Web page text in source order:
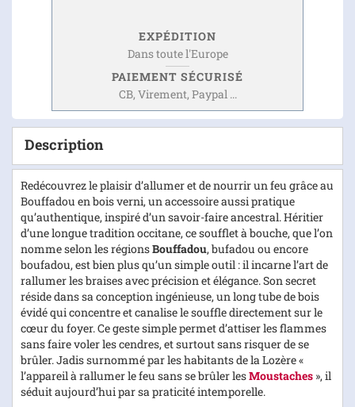
EXPÉDITION
Dans toute l'Europe
PAIEMENT SÉCURISÉ
CB, Virement, Paypal ...
Description
Redécouvrez le plaisir d’allumer et de nourrir un feu grâce au
Bouffadou en bois verni, un accessoire aussi pratique
qu’authentique, inspiré d’un savoir-faire ancestral. Héritier
d’une longue tradition occitane, ce soufflet à bouche, que l’on
nomme selon les régionsBouffadou, bufadou ou encore
boufadou, est bien plus qu’un simple outil : il incarne l’art de
rallumer les braises avec précision et élégance. Son secret
réside dans sa conception ingénieuse, un long tube de bois
évidé qui concentre et canalise le souffle directement sur le
cœur du foyer. Ce geste simple permet d’attiser les flammes
sans faire voler les cendres, et surtout sans risquer de se
brûler. Jadis surnommé par les habitants de la Lozère «
l’appareil à rallumer le feu sans se brûler lesMoustaches », il
séduit aujourd’hui par sa praticité intemporelle.